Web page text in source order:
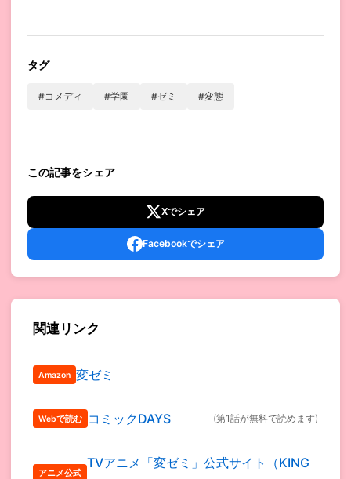
タグ
#コメディ #学園 #ゼミ #変態
この記事をシェア
Xでシェア
Facebookでシェア
関連リンク
Amazon 変ゼミ
Webで読む コミックDAYS (第1話が無料で読めます)
アニメ公式
TVアニメ「変ゼミ」公式サイト（KING